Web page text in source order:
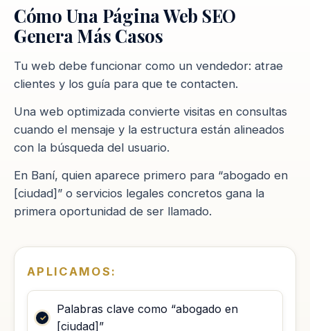
Cómo Una Página Web SEO
Genera Más Casos
Tu web debe funcionar como un vendedor: atrae
clientes y los guía para que te contacten.
Una web optimizada convierte visitas en consultas
cuando el mensaje y la estructura están alineados
con la búsqueda del usuario.
En Baní, quien aparece primero para “abogado en
[ciudad]” o servicios legales concretos gana la
primera oportunidad de ser llamado.
APLICAMOS:
Palabras clave como “abogado en
[ciudad]”